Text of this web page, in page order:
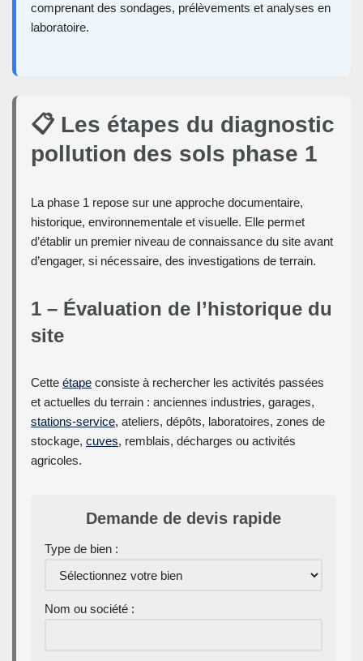
comprenant des sondages, prélèvements et analyses en
laboratoire.
📋 Les étapes du diagnostic
pollution des sols phase 1
La phase 1 repose sur une approche documentaire,
historique, environnementale et visuelle. Elle permet
d’établir un premier niveau de connaissance du site avant
d’engager, si nécessaire, des investigations de terrain.
1 – Évaluation de l’historique du
site
Cette étape consiste à rechercher les activités passées
et actuelles du terrain : anciennes industries, garages,
stations-service, ateliers, dépôts, laboratoires, zones de
stockage, cuves, remblais, décharges ou activités
agricoles.
Demande de devis rapide
Type de bien :
Nom ou société :